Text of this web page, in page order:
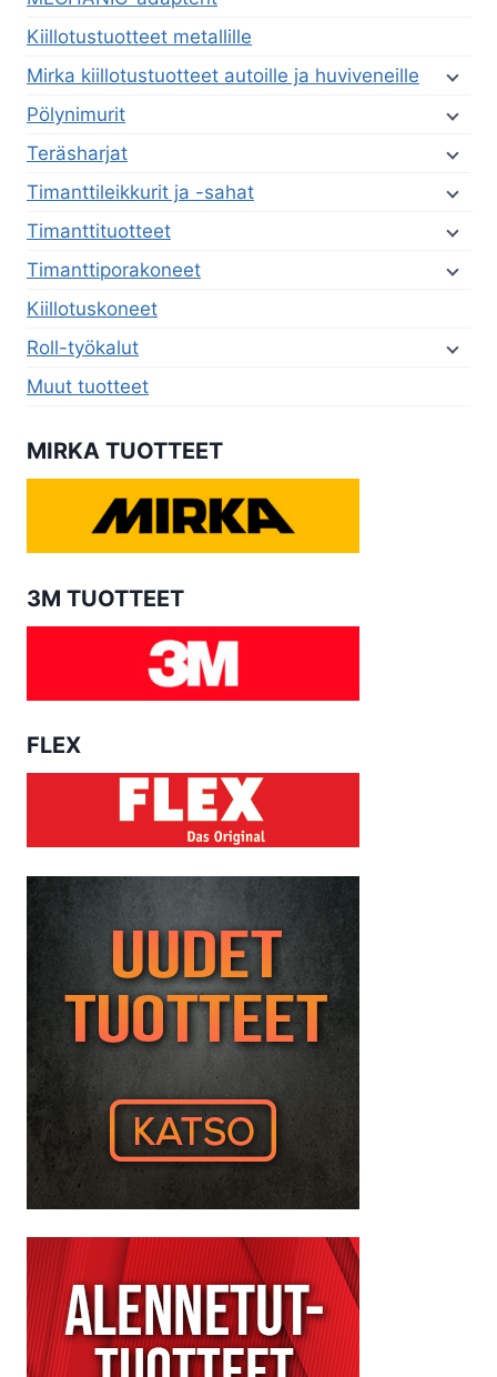
Kiillotustuotteet metallille
Mirka kiillotustuotteet autoille ja huviveneille
Pölynimurit
Teräsharjat
Timanttileikkurit ja -sahat
Timanttituotteet
Timanttiporakoneet
Kiillotuskoneet
Roll-työkalut
Muut tuotteet
MIRKA TUOTTEET
3M TUOTTEET
FLEX